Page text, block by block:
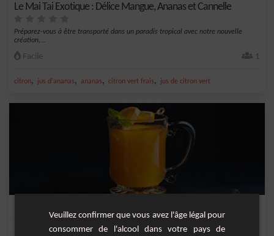
Le Mai Tai Exotique : Délice Mangue, Ananas et Cannelle
Préparez-vous à être transporté dans un paradis tropical avec notre nouvelle
création,...
Facile 1
citron, jus d'ananas, ananas, citron vert frais, jus de citron vert
Un punch parfait et simple à réaliser sans préparation de fruits.
Veuillez confirmer que vous avez l'âge légal pour
consommer de l'alcool dans votre pays de